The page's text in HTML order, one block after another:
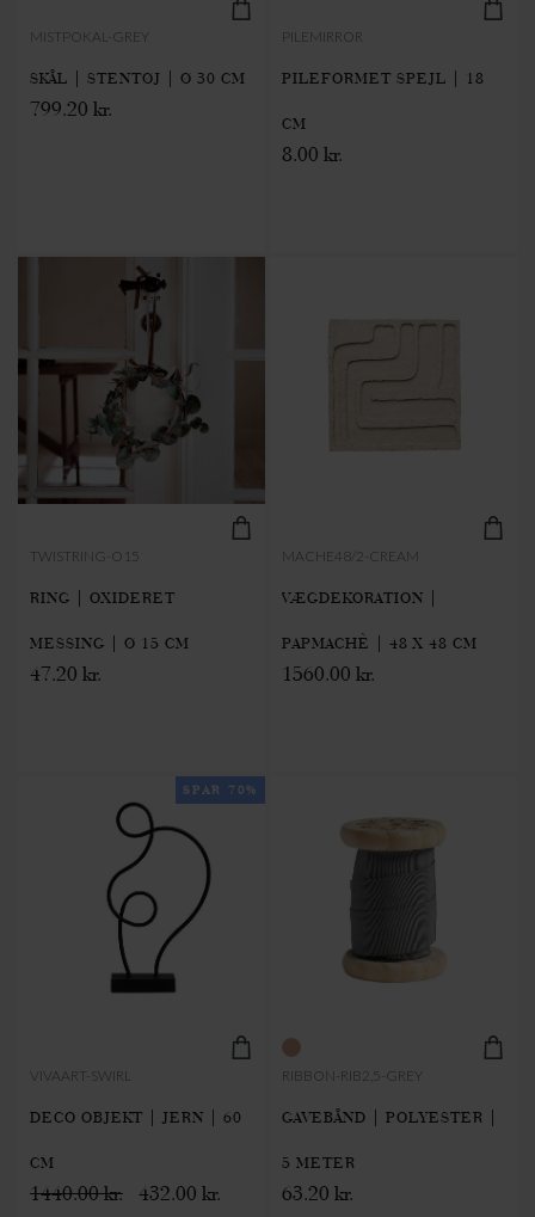
MISTPOKAL-GREY
SKÅL | STENTØJ | Ø 30 CM
799.20 kr.
PILEMIRROR
PILEFORMET SPEJL | 18
CM
8.00 kr.
TWISTRING-O15
RING | OXIDERET
MESSING | Ø 15 CM
47.20 kr.
MACHE48/2-CREAM
VÆGDEKORATION |
PAPMACHÈ | 48 X 48 CM
1560.00 kr.
SPAR 70%
VIVAART-SWIRL
DECO OBJEKT | JERN | 60
CM
1440.00 kr. 432.00 kr.
RIBBON-RIB2,5-GREY
GAVEBÅND | POLYESTER |
5 METER
63.20 kr.